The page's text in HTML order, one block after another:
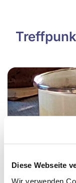
Diese Webseite
Wir verwenden